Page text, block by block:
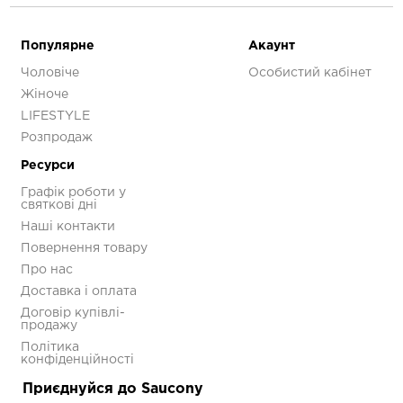
Популярне
Чоловіче
Жіноче
LIFESTYLE
Розпродаж
Акаунт
Особистий кабінет
Ресурси
Графік роботи у
святкові дні
Наші контакти
Повернення товару
Про нас
Доставка і оплата
Договір купівлі-
продажу
Політика
конфіденційності
Приєднуйся до Saucony